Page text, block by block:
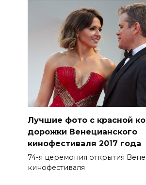
Лучшие фото с красной
дорожки Венецианского
кинофестиваля 2017 года
74-я церемония открытия
кинофестиваля